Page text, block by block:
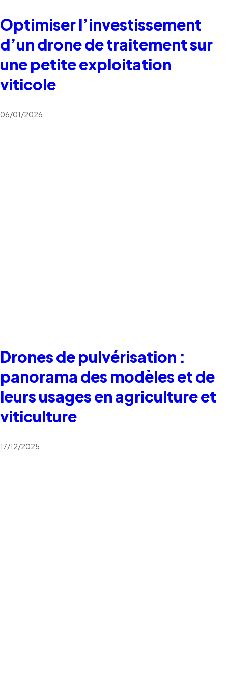
Optimiser l’investissement
d’un drone de traitement sur
une petite exploitation
viticole
06/01/2026
Drones de pulvérisation :
panorama des modèles et de
leurs usages en agriculture et
viticulture
17/12/2025